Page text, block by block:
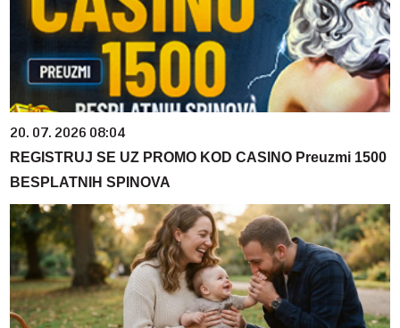
20. 07. 2026 08:04
REGISTRUJ SE UZ PROMO KOD CASINO Preuzmi 1500
BESPLATNIH SPINOVA